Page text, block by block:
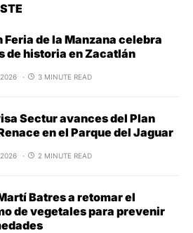
Feria de la Manzana celebra
de historia en Zacatlán
3 MINUTE READ
Sectur avances del Plan
en el Parque del Jaguar
2 MINUTE READ
Batres a retomar el
de vegetales para prevenir